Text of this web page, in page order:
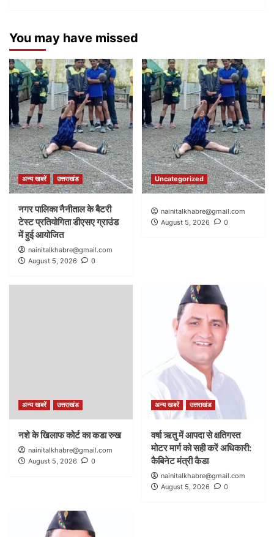
You may have missed
अन्य खबरें उत्तराखंड
नगर पालिका नैनीताल के बैटरी
टेस्ट प्रतियोगिता डीएसए ग्राउंड
में हुई आयोजित
nainitalkhabre@gmail.com
August 5, 2026
0
Uncategorized
nainitalkhabre@gmail.com
August 5, 2026
0
अन्य खबरें उत्तराखंड
नशे के खिलाफ कोर्ट का कडा रुख
nainitalkhabre@gmail.com
August 5, 2026
0
अन्य खबरें उत्तराखंड
वर्षा ऋतु में आपदा से क्षतिगस्त
मोटर मार्ग को सही करें अधिकारी:
कैबिनेट मंत्री कैडा
nainitalkhabre@gmail.com
August 5, 2026
0